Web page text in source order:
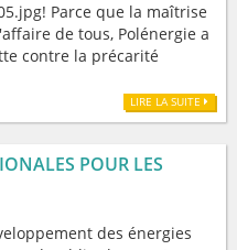
Parce que la maîtrise
de tous, Polénergie a
contre la précarité
LIRE LA SUITE
POUR LES
des énergies